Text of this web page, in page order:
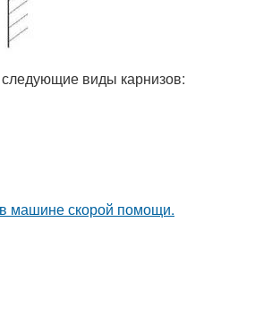
виды карнизов:
машине скорой помощи.